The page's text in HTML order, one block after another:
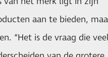
aan te bieden,
“Het is de vraag die